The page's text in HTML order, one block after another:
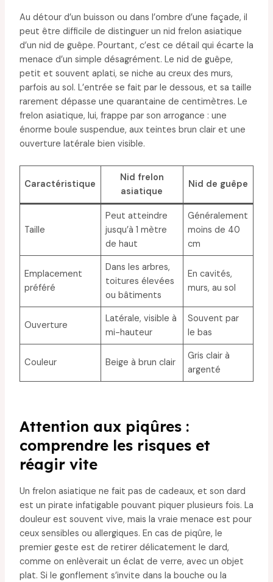
Au détour d’un buisson ou dans l’ombre d’une façade, il
peut être difficile de distinguer un nid frelon asiatique
d’un nid de guêpe. Pourtant, c’est ce détail qui écarte la
menace d’un simple désagrément. Le nid de guêpe,
petit et souvent aplati, se niche au creux des murs,
parfois au sol. L’entrée se fait par le dessous, et sa taille
rarement dépasse une quarantaine de centimètres. Le
frelon asiatique, lui, frappe par son arrogance : une
énorme boule suspendue, aux teintes brun clair et une
ouverture latérale bien visible.
Caractéristique
Nid frelon
asiatique
Nid de guêpe
Taille
Peut atteindre
jusqu’à 1 mètre
de haut
Généralement
moins de 40
cm
Emplacement
préféré
Dans les arbres,
toitures élevées
ou bâtiments
En cavités,
murs, au sol
Ouverture
Latérale, visible à
mi-hauteur
Souvent par
le bas
Couleur Beige à brun clair
Gris clair à
argenté
Attention aux piqûres :
comprendre les risques et
réagir vite
Un frelon asiatique ne fait pas de cadeaux, et son dard
est un pirate infatigable pouvant piquer plusieurs fois. La
douleur est souvent vive, mais la vraie menace est pour
ceux sensibles ou allergiques. En cas de piqûre, le
premier geste est de retirer délicatement le dard,
comme on enlèverait un éclat de verre, avec un objet
plat. Si le gonflement s’invite dans la bouche ou la